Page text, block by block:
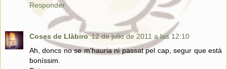
Responder
Coses de Llàbiro 12 de julio de 2011 a las 12:10
Ah, doncs no se m'hauria ni passat pel cap, segur que està
boníssim.